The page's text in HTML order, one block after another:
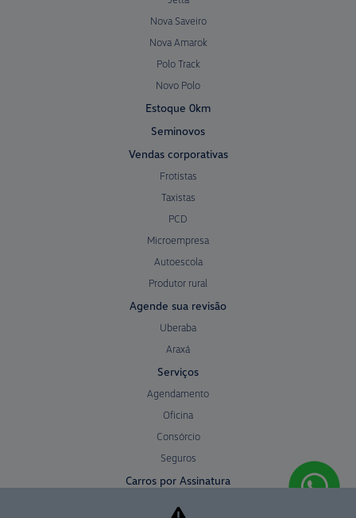
Nova Saveiro
Nova Amarok
Polo Track
Novo Polo
Estoque 0km
Seminovos
Vendas corporativas
Frotistas
Taxistas
PCD
Microempresa
Autoescola
Produtor rural
Agende sua revisão
Uberaba
Araxá
Serviços
Agendamento
Oficina
Consórcio
Seguros
Carros por Assinatura